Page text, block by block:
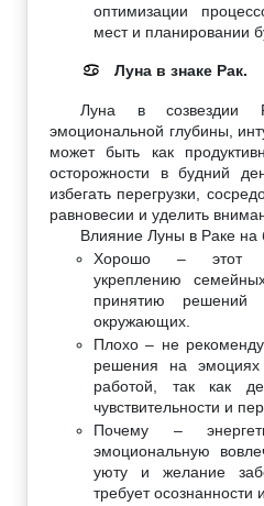
оптимизации
мест и планировании
♋ Луна в знаке Рак.
Луна в созвездии
эмоциональной глубины,
может быть как
осторожности в будний
избегать перегрузки,
равновесии и уделить
Влияние Луны в Раке на
Хорошо – этот
укреплению
принятию
окружающих.
Плохо – не
решения на эмоциях
работой, так как
чувствительности и
Почему –
эмоциональную
уюту и желание
требует осознанности